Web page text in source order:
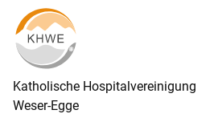
Katholische Hospitalvereinigung
Weser-Egge